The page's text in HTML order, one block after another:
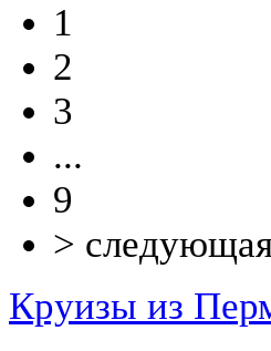
1
2
3
...
9
>
Круизы из